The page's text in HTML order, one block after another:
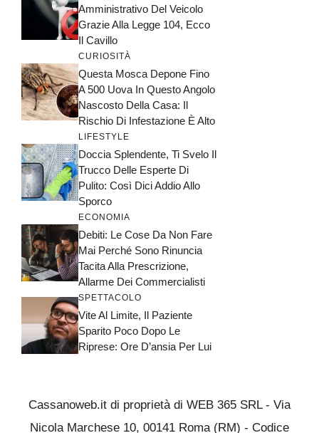
Amministrativo Del Veicolo
Grazie Alla Legge 104, Ecco
Il Cavillo
CURIOSITÀ
Questa Mosca Depone Fino
A 500 Uova In Questo Angolo
Nascosto Della Casa: Il
Rischio Di Infestazione È Alto
LIFESTYLE
Doccia Splendente, Ti Svelo Il
Trucco Delle Esperte Di
Pulito: Così Dici Addio Allo
Sporco
ECONOMIA
Debiti: Le Cose Da Non Fare
Mai Perché Sono Rinuncia
Tacita Alla Prescrizione,
Allarme Dei Commercialisti
SPETTACOLO
Vite Al Limite, Il Paziente
Sparito Poco Dopo Le
Riprese: Ore D’ansia Per Lui
Cassanoweb.it di proprietà di WEB 365 SRL - Via
Nicola Marchese 10, 00141 Roma (RM) - Codice